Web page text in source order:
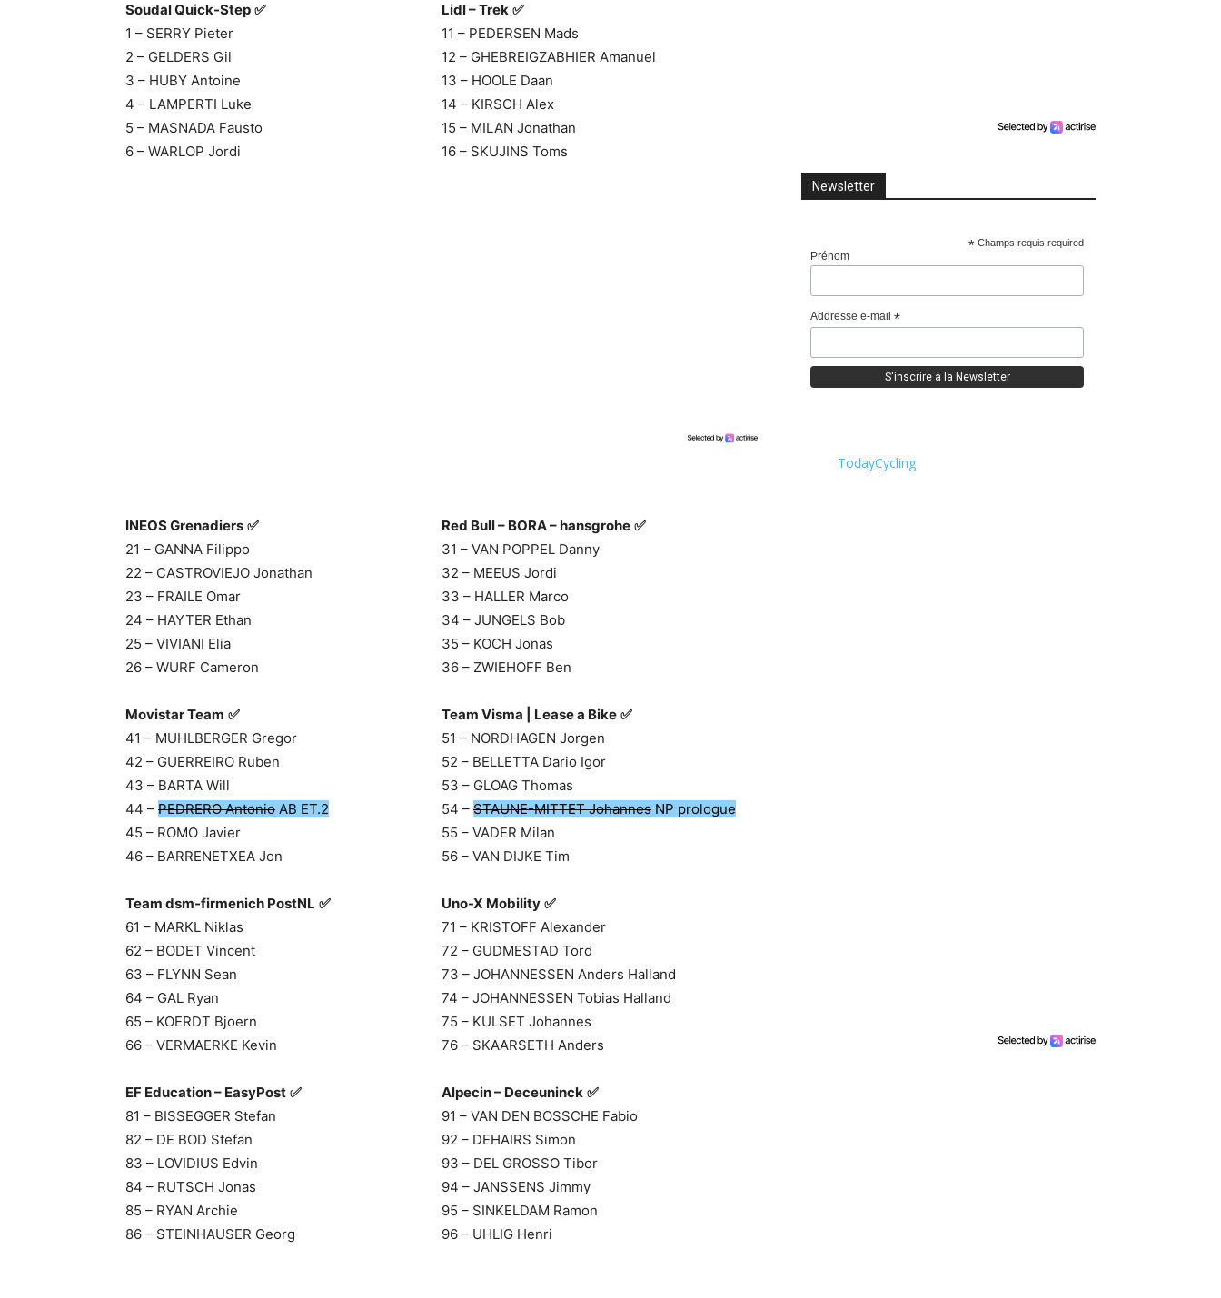
Soudal Quick-Step ✅
1 – SERRY Pieter
2 – GELDERS Gil
3 – HUBY Antoine
4 – LAMPERTI Luke
5 – MASNADA Fausto
6 – WARLOP Jordi
Lidl – Trek ✅
11 – PEDERSEN Mads
12 – GHEBREIGZABHIER Amanuel
13 – HOOLE Daan
14 – KIRSCH Alex
15 – MILAN Jonathan
16 – SKUJINS Toms
INEOS Grenadiers ✅
21 – GANNA Filippo
22 – CASTROVIEJO Jonathan
23 – FRAILE Omar
24 – HAYTER Ethan
25 – VIVIANI Elia
26 – WURF Cameron
Red Bull – BORA – hansgrohe ✅
31 – VAN POPPEL Danny
32 – MEEUS Jordi
33 – HALLER Marco
34 – JUNGELS Bob
35 – KOCH Jonas
36 – ZWIEHOFF Ben
Movistar Team ✅
41 – MUHLBERGER Gregor
42 – GUERREIRO Ruben
43 – BARTA Will
44 – PEDRERO Antonio AB ET.2
45 – ROMO Javier
46 – BARRENETXEA Jon
Team Visma | Lease a Bike ✅
51 – NORDHAGEN Jorgen
52 – BELLETTA Dario Igor
53 – GLOAG Thomas
54 – STAUNE-MITTET Johannes NP prologue
55 – VADER Milan
56 – VAN DIJKE Tim
Team dsm-firmenich PostNL ✅
61 – MARKL Niklas
62 – BODET Vincent
63 – FLYNN Sean
64 – GAL Ryan
65 – KOERDT Bjoern
66 – VERMAERKE Kevin
Uno-X Mobility ✅
71 – KRISTOFF Alexander
72 – GUDMESTAD Tord
73 – JOHANNESSEN Anders Halland
74 – JOHANNESSEN Tobias Halland
75 – KULSET Johannes
76 – SKAARSETH Anders
EF Education – EasyPost ✅
81 – BISSEGGER Stefan
82 – DE BOD Stefan
83 – LOVIDIUS Edvin
84 – RUTSCH Jonas
85 – RYAN Archie
86 – STEINHAUSER Georg
Alpecin – Deceuninck ✅
91 – VAN DEN BOSSCHE Fabio
92 – DEHAIRS Simon
93 – DEL GROSSO Tibor
94 – JANSSENS Jimmy
95 – SINKELDAM Ramon
96 – UHLIG Henri
Newsletter
* Champs requis required
Prénom
Addresse e-mail *
TodayCycling